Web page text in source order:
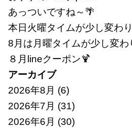
あっついですね～🌴
本日火曜タイムが少し変わ
8月は月曜タイムが少し変わ
８月lineクーポン🍹
アーカイブ
2026年8月 (6)
2026年7月 (31)
2026年6月 (30)